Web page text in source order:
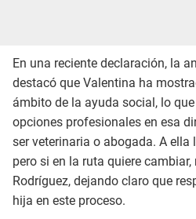
En una reciente declaración, la
destacó que Valentina ha
ámbito de la ayuda social, lo
opciones profesionales en esa
ser veterinaria o abogada. A
pero si en la ruta quiere cambiar,
Rodríguez, dejando claro que
hija en este proceso.